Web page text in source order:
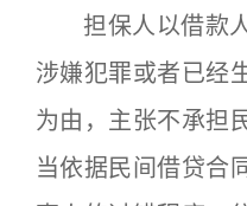
担保人以借款人
涉嫌犯罪或者已经
为由，主张不承担
当依据民间借贷合